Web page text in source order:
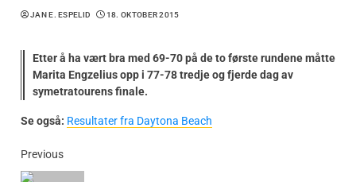
JAN E. ESPELID 18. OKTOBER 2015
Etter å ha vært bra med 69-70 på de to første rundene måtte
Marita Engzelius opp i 77-78 tredje og fjerde dag av
symetratourens finale.
Se også: Resultater fra Daytona Beach
Previous